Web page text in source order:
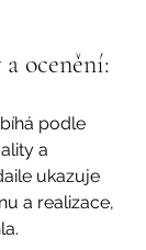
ocenění:
podle
a
ukazuje
a realizace,